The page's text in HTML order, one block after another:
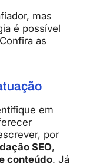
mas
é possível
as
em
por
SEO,
conteúdo. Já